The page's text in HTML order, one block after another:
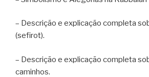
– Descrição e explicação completa
(sefirot).
– Descrição e explicação completa
caminhos.